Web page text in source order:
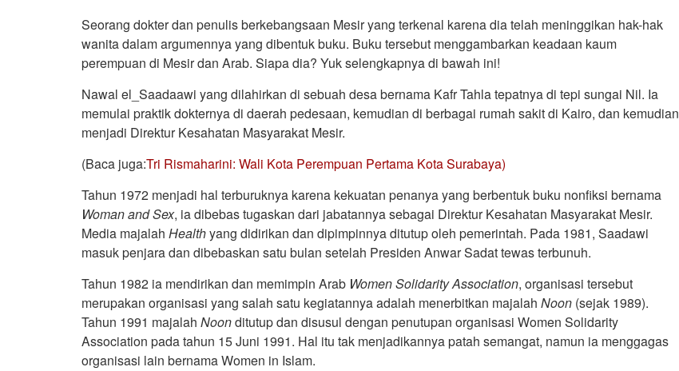
Seorang dokter dan penulis berkebangsaan Mesir yang terkenal karena dia telah meninggikan hak-hak
wanita dalam argumennya yang dibentuk buku. Buku tersebut menggambarkan keadaan kaum
perempuan di Mesir dan Arab. Siapa dia? Yuk selengkapnya di bawah ini!
Nawal el_Saadaawi yang dilahirkan di sebuah desa bernama Kafr Tahla tepatnya di tepi sungai Nil. Ia
memulai praktik dokternya di daerah pedesaan, kemudian di berbagai rumah sakit di Kairo, dan kemudian
menjadi Direktur Kesahatan Masyarakat Mesir.
(Baca juga:Tri Rismaharini: Wali Kota Perempuan Pertama Kota Surabaya)
Tahun 1972 menjadi hal terburuknya karena kekuatan penanya yang berbentuk buku nonfiksi bernama
Woman and Sex, ia dibebas tugaskan dari jabatannya sebagai Direktur Kesahatan Masyarakat Mesir.
Media majalah Healthyang didirikan dan dipimpinnya ditutup oleh pemerintah. Pada 1981, Saadawi
masuk penjara dan dibebaskan satu bulan setelah Presiden Anwar Sadat tewas terbunuh.
Tahun 1982 ia mendirikan dan memimpin Arab Women Solidarity Association, organisasi tersebut
merupakan organisasi yang salah satu kegiatannya adalah menerbitkan majalah Noon (sejak 1989).
Tahun 1991 majalah Noonditutup dan disusul dengan penutupan organisasi Women Solidarity
Association pada tahun 15 Juni 1991. Hal itu tak menjadikannya patah semangat, namun ia menggagas
organisasi lain bernama Women in Islam.